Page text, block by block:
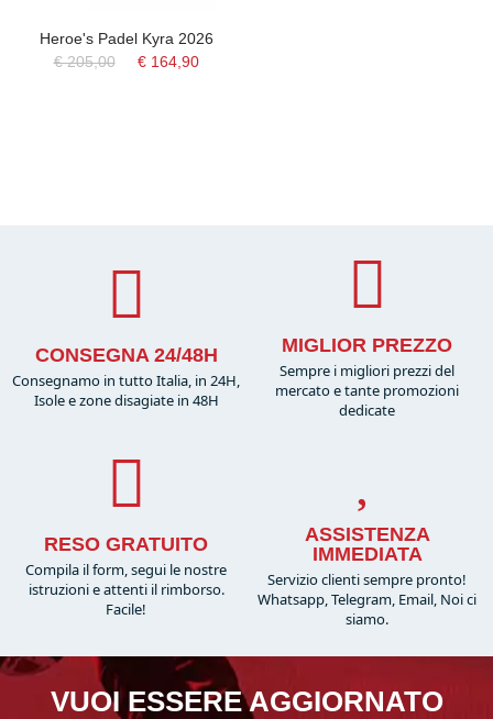
Heroe's Padel Kyra 2026
€ 205,00
€ 164,90
CONSEGNA 24/48H
Consegnamo in tutto Italia, in 24H,
Isole e zone disagiate in 48H
MIGLIOR PREZZO
Sempre i migliori prezzi del
mercato e tante promozioni
dedicate
RESO GRATUITO
Compila il form, segui le nostre
istruzioni e attenti il rimborso.
Facile!
ASSISTENZA
IMMEDIATA
Servizio clienti sempre pronto!
Whatsapp, Telegram, Email, Noi ci
siamo.
VUOI ESSERE AGGIORNATO